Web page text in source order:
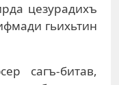
цезурадихъ
гьихьтин
сагъ-битав,